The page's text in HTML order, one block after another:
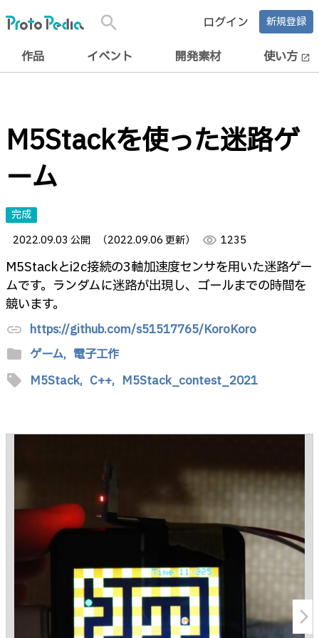
search ログイン 新規登録
作品 イベント 開発素材 使い方 open_in_new
M5Stackを使った迷路ゲ
ーム
完成
2022.09.03 公開
（2022.09.06 更新） visibility 1235
M5Stackとi2c接続の3軸加速度センサを用いた迷路ゲー
ムです。ランダムに迷路が出現し、ゴールまでの時間を
競います。
link https://github.com/s51517765/KoroKoro
folder ゲーム, 電子工作
sell M5Stack, C++, M5Stack_contest_2021
arrow_forward_ios